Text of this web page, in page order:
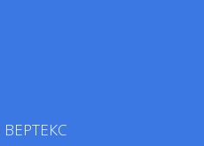
ВЕРТЕКС